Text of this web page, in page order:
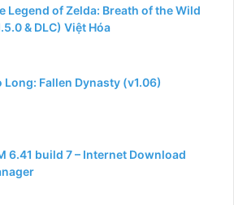
Legend of Zelda: Breath of the Wild
& DLC) Việt Hóa
Long: Fallen Dynasty (v1.06)
6.41 build 7 – Internet Download